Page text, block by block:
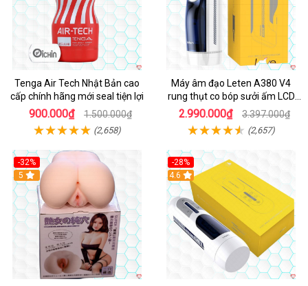
Tenga Air Tech Nhật Bản cao
cấp chính hãng mới seal tiện lợi
900.000₫ 1.500.000₫
(2,658)
Máy âm đạo Leten A380 V4
rung thụt co bóp sưởi ấm LCD
đẹp
2.990.000₫ 3.397.000₫
(2,657)
-32%
Hot
5
-28%
Hot
4.6